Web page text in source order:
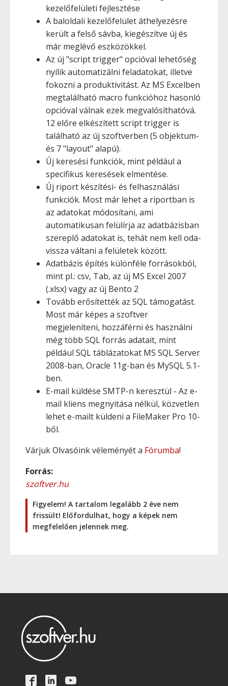
kezelőfelületi fejlesztése
A baloldali kezelőfelület áthelyezésre
került a felső sávba, kiegészítve új és
már meglévő eszközökkel.
Az új "script trigger" opcióval lehetőség
nyílik automatizálni feladatokat, illetve
fokozni a produktivitást. Az MS Excelben
megtalálható macro funkcióhoz hasonló
opcióval válnak ezek megvalósíthatóvá.
12 előre elkészített script trigger is
található az új szoftverben (5 objektum-
és 7 "layout" alapú).
Új keresési funkciók, mint például a
specifikus keresések elmentése.
Új riport készítési- és felhasználási
funkciók. Most már lehet a riportban is
az adatokat módosítani, ami
automatikusan felülírja az adatbázisban
szereplő adatokat is, tehát nem kell oda-
vissza váltani a felületek között.
Adatbázis építés különféle forrásokból,
mint pl.: csv, Tab, az új MS Excel 2007
(.xlsx) vagy az új Bento 2
Tovább erősítették az SQL támogatást.
Most már képes a szoftver
megjeleníteni, hozzáférni és használni
még több SQL forrás adatait, mint
például SQL táblázatokat MS SQL Server
2008-ban, Oracle 11g-ban és MySQL 5.1-
ben.
E-mail küldése SMTP-n keresztül - Az e-
mail kliens megnyitása nélkül, közvetlen
lehet e-mailt küldeni a FileMaker Pro 10-
ből.
Várjuk Olvasóink véleményét a Fórumba!
Forrás:
szoftver.hu
Figyelem! A tartalom legalább 2 éve nem
frissült! Előfordulhat, hogy a képek nem
megfelelően jelennek meg.